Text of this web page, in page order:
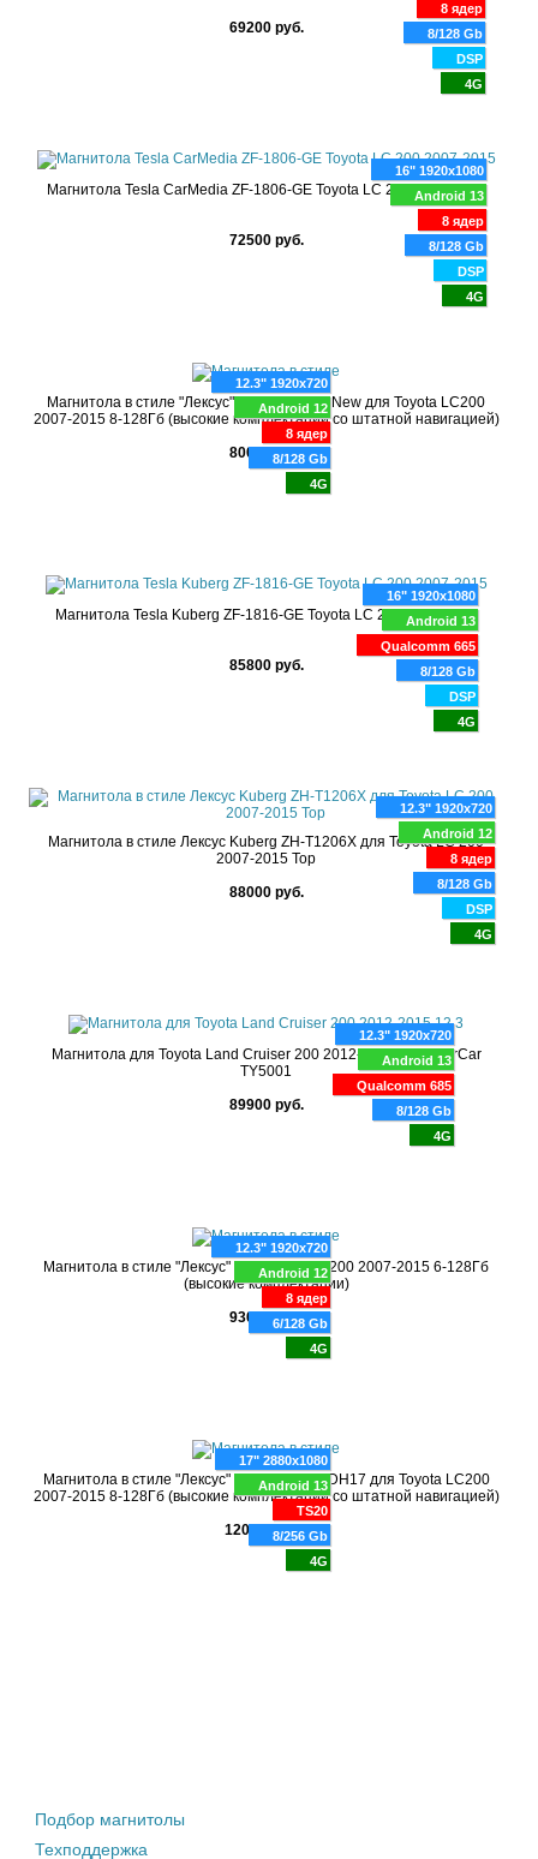
8 ядер
8/128 Gb
DSP
4G
69200 руб.
16" 1920x1080
Android 13
8 ядер
8/128 Gb
DSP
4G
Магнитола Tesla CarMedia ZF-1806-GE Toyota LC 200 2007-2015
72500 руб.
12.3" 1920x720
Android 12
8 ядер
8/128 Gb
4G
Магнитола в стиле "Лексус" RDL-LC200H New для Toyota LC200
2007-2015 8-128Гб (высокие комплектации со штатной навигацией)
80000 руб.
16" 1920x1080
Android 13
Qualcomm 665
8/128 Gb
DSP
4G
Магнитола Tesla Kuberg ZF-1816-GE Toyota LC 200 2007-2015
85800 руб.
12.3" 1920x720
Android 12
8 ядер
8/128 Gb
DSP
4G
Магнитола в стиле Лексус Kuberg ZH-T1206X для Toyota LC 200
2007-2015 Top
88000 руб.
12.3" 1920x720
Android 13
Qualcomm 685
8/128 Gb
4G
Магнитола для Toyota Land Cruiser 200 2012-2015 12.3" FarCar
TY5001
89900 руб.
12.3" 1920x720
Android 12
8 ядер
6/128 Gb
4G
Магнитола в стиле "Лексус" для Toyota LC200 2007-2015 6-128Гб
(высокие комплектации)
93000 руб.
17" 2880x1080
Android 13
TS20
8/256 Gb
4G
Магнитола в стиле "Лексус" RDL-LC200H DH17 для Toyota LC200
2007-2015 8-128Гб (высокие комплектации со штатной навигацией)
120000 руб.
Подбор магнитолы
Техподдержка